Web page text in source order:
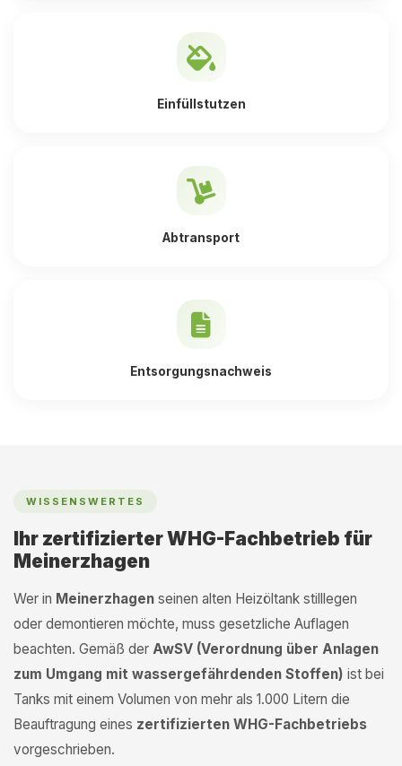
Einfüllstutzen
Abtransport
Entsorgungsnachweis
WISSENSWERTES
Ihr zertifizierter WHG-Fachbetrieb für
Meinerzhagen
Wer in Meinerzhagen seinen alten Heizöltank stilllegen
oder demontieren möchte, muss gesetzliche Auflagen
beachten. Gemäß der AwSV (Verordnung über Anlagen
zum Umgang mit wassergefährdenden Stoffen) ist bei
Tanks mit einem Volumen von mehr als 1.000 Litern die
Beauftragung eines zertifizierten WHG-Fachbetriebs
vorgeschrieben.